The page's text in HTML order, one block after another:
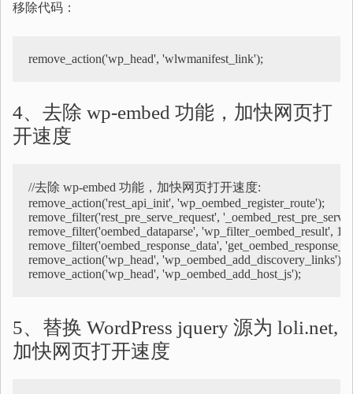
移除代码：
remove_action('wp_head', 'wlwmanifest_link');
4、去除 wp-embed 功能，加快网页打
开速度
//去除 wp-embed 功能，加快网页打开速度:
remove_action('rest_api_init', 'wp_oembed_register_route');
remove_filter('rest_pre_serve_request',
remove_filter('oembed_dataparse', 'wp_filter_oembed_result', 10
remove_filter('oembed_response_data',
remove_action('wp_head', 'wp_oembed_add_discovery_links');
remove_action('wp_head', 'wp_oembed_add_host_js');
5、替换 WordPress jquery 源为 loli.net,
加快网页打开速度